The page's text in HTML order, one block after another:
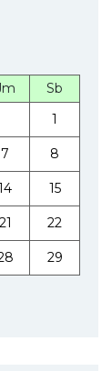
Sb
1
7 8
15
21 22
29